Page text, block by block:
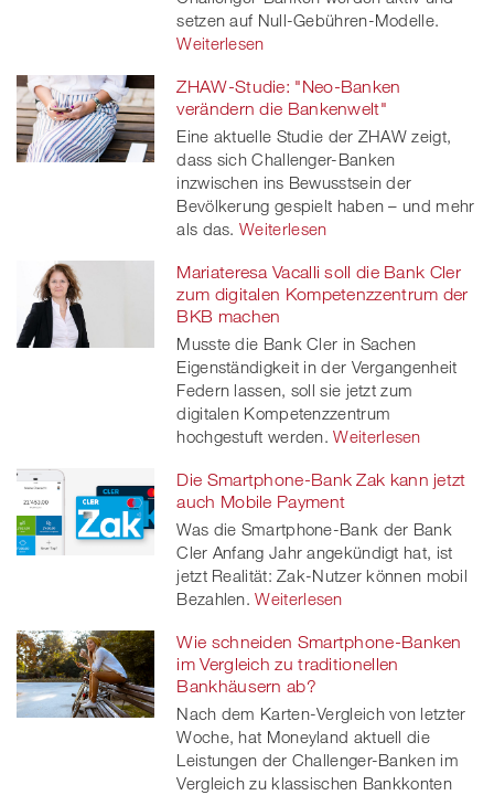
setzen auf Null-Gebühren-Modelle.
Weiterlesen
ZHAW-Studie: "Neo-Banken
verändern die Bankenwelt"
Eine aktuelle Studie der ZHAW zeigt,
dass sich Challenger-Banken
inzwischen ins Bewusstsein der
Bevölkerung gespielt haben – und mehr
als das. Weiterlesen
Mariateresa Vacalli soll die Bank Cler
zum digitalen Kompetenzzentrum der
BKB machen
Musste die Bank Cler in Sachen
Eigenständigkeit in der Vergangenheit
Federn lassen, soll sie jetzt zum
digitalen Kompetenzzentrum
hochgestuft werden. Weiterlesen
Die Smartphone-Bank Zak kann jetzt
auch Mobile Payment
Was die Smartphone-Bank der Bank
Cler Anfang Jahr angekündigt hat, ist
jetzt Realität: Zak-Nutzer können mobil
Bezahlen. Weiterlesen
Wie schneiden Smartphone-Banken
im Vergleich zu traditionellen
Bankhäusern ab?
Nach dem Karten-Vergleich von letzter
Woche, hat Moneyland aktuell die
Leistungen der Challenger-Banken im
Vergleich zu klassischen Bankkonten